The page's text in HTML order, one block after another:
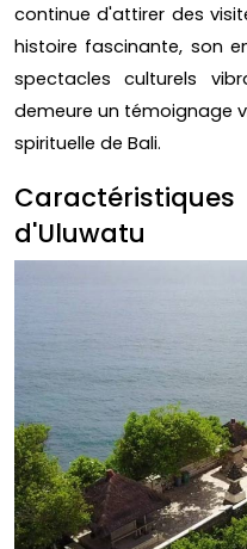
continue d'attirer des
histoire fascinante, son
spectacles culturels
demeure un témoignage
spirituelle de Bali.
d'Uluwatu